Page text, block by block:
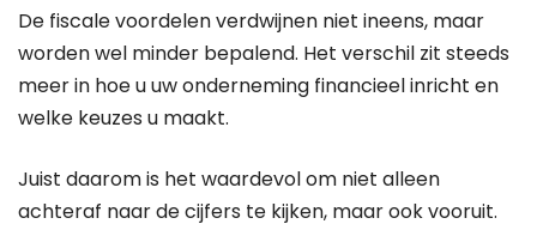
De fiscale voordelen verdwijnen niet ineens, maar
worden wel minder bepalend. Het verschil zit steeds
meer in hoe u uw onderneming financieel inricht en
welke keuzes u maakt.
Juist daarom is het waardevol om niet alleen
achteraf naar de cijfers te kijken, maar ook vooruit.